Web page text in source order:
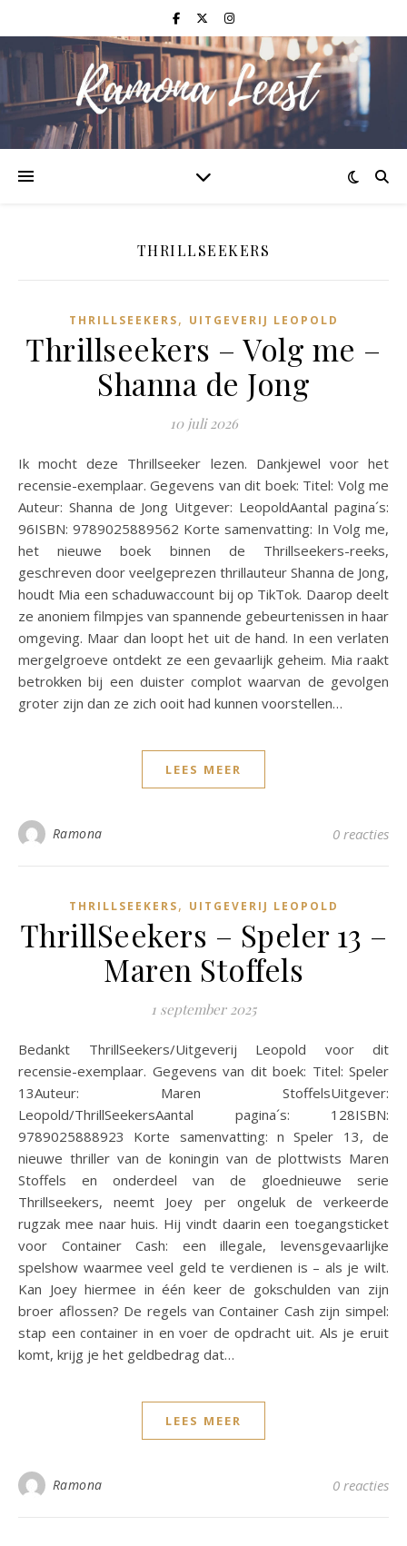
THRILLSEEKERS
THRILLSEEKERS, UITGEVERIJ LEOPOLD
Thrillseekers – Volg me –
Shanna de Jong
10 juli 2026
Ik mocht deze Thrillseeker lezen. Dankjewel voor het
recensie-exemplaar. Gegevens van dit boek: Titel: Volg me
Auteur: Shanna de Jong Uitgever: LeopoldAantal pagina´s:
96ISBN: 9789025889562 Korte samenvatting: In Volg me,
het nieuwe boek binnen de Thrillseekers-reeks,
geschreven door veelgeprezen thrillauteur Shanna de Jong,
houdt Mia een schaduwaccount bij op TikTok. Daarop deelt
ze anoniem filmpjes van spannende gebeurtenissen in haar
omgeving. Maar dan loopt het uit de hand. In een verlaten
mergelgroeve ontdekt ze een gevaarlijk geheim. Mia raakt
betrokken bij een duister complot waarvan de gevolgen
groter zijn dan ze zich ooit had kunnen voorstellen…
LEES MEER
Ramona 0 reacties
THRILLSEEKERS, UITGEVERIJ LEOPOLD
ThrillSeekers – Speler 13 –
Maren Stoffels
1 september 2025
Bedankt ThrillSeekers/Uitgeverij Leopold voor dit
recensie-exemplaar. Gegevens van dit boek: Titel: Speler
13Auteur: Maren StoffelsUitgever:
Leopold/ThrillSeekersAantal pagina´s: 128ISBN:
9789025888923 Korte samenvatting: n Speler 13, de
nieuwe thriller van de koningin van de plottwists Maren
Stoffels en onderdeel van de gloednieuwe serie
Thrillseekers, neemt Joey per ongeluk de verkeerde
rugzak mee naar huis. Hij vindt daarin een toegangsticket
voor Container Cash: een illegale, levensgevaarlijke
spelshow waarmee veel geld te verdienen is – als je wilt.
Kan Joey hiermee in één keer de gokschulden van zijn
broer aflossen? De regels van Container Cash zijn simpel:
stap een container in en voer de opdracht uit. Als je eruit
komt, krijg je het geldbedrag dat…
LEES MEER
Ramona 0 reacties